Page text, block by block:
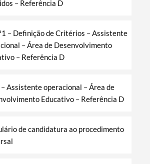
– Referência D
– Definição de Critérios – Assistente
– Área de Desenvolvimento
– Referência D
Assistente operacional – Área de
Educativo – Referência D
de candidatura ao procedimento